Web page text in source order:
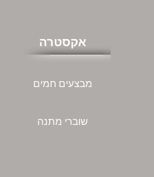
אקסטרה
מבצעים חמים
שוברי מתנה